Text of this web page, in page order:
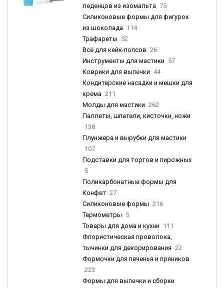
леденцов из изомальта 75
Силиконовые формы для фигурок
из шоколада 114
Трафареты 52
Всё для кейк-попсов 26
Инструменты для мастики 57
Коврики для выпечки 44
Кондитерские насадки и мешки для
крема 211
Молды для мастики 262
Паллеты, шпатели, кисточки, ножи
138
Плунжера и вырубки для мастики
107
Подставки для тортов и пирожных
5
Поликарбонатные формы для
Конфет 27
Силиконовые формы 216
Термометры 5
Товары для дома и кухни 111
Флористическая проволока,
тычинки для декорирования 22
Формочки для печенья и пряников
223
Формы для выпечки и сборки